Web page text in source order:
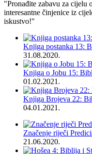
"Pronađite zabavu za cijelu
interesantne činjenice iz
iskustvo!"
Knjiga postanka 13:
31.08.2020.
Knjiga o Jobu 15:
01.02.2021.
Knjiga Brojeva 22:
04.01.2021.
Značenje riječi
21.06.2020.